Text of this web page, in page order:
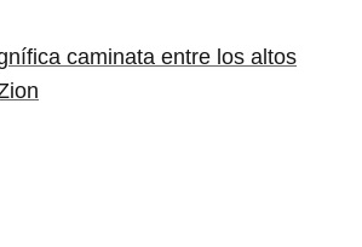
caminata entre los altos